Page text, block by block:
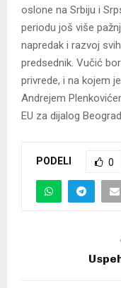
oslone na Srbiju i
periodu još više
napredak i razvoj
predsednik. Vučić
privrede, i na kojem
Andrejem
EU za dijalog
PODELI 0